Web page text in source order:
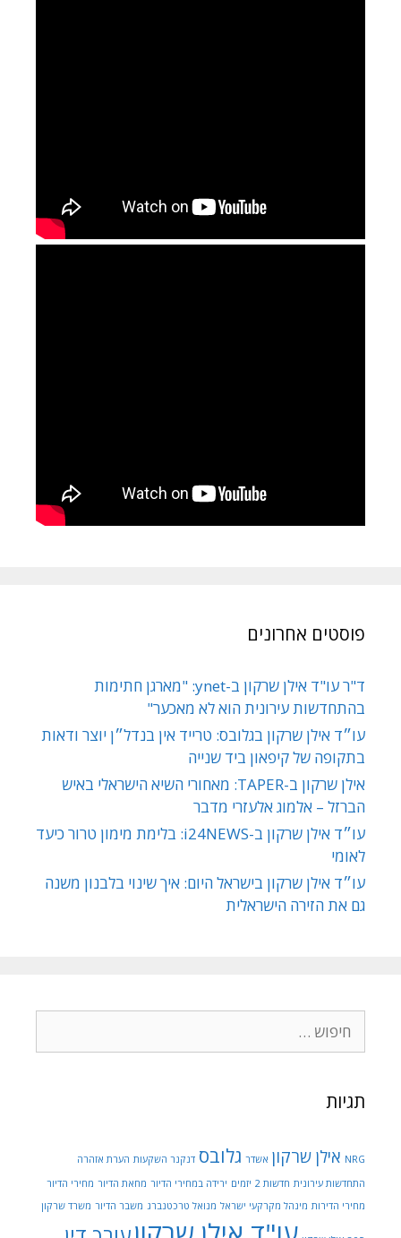
פוסטים אחרונים
ד"ר עו"ד אילן שרקון ב-ynet: "מארגן חתימות
בהתחדשות עירונית הוא לא מאכער"
עו״ד אילן שרקון בגלובס: טרייד אין בנדל״ן יוצר ודאות
בתקופה של קיפאון ביד שנייה
אילן שרקון ב-TAPER: מאחורי השיא הישראלי באיש
הברזל – אלמוג אלעזרי מדבר
עו״ד אילן שרקון ב-i24NEWS: בלימת מימון טרור כיעד
לאומי
עו״ד אילן שרקון בישראל היום: איך שינוי בלבנון משנה
גם את הזירה הישראלית
תגיות
NRG אילן שרקון אשדר גלובס דנקנר השקעות הערת אזהרה
התחדשות עירונית חדשות 2 יזמים ירידה במחירי הדיור מחאת הדיור מחירי הדיור
מחירי הדירות מינהל מקרקעי ישראל מנואל טרכטנברג משבר הדיור משרד שרקון